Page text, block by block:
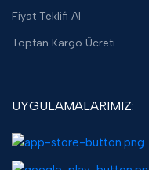
Fiyat Teklifi Al
Toptan Kargo Ücreti
UYGULAMALARIMIZ: